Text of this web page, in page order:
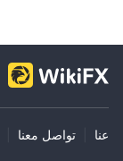
عنا تواصل معنا